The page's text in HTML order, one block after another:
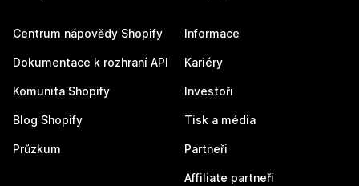
Centrum nápovědy Shopify
Dokumentace k rozhraní API
Komunita Shopify
Blog Shopify
Průzkum
Informace
Kariéry
Investoři
Tisk a média
Partneři
Affiliate partneři